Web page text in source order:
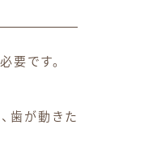
要です。
歯が動きた